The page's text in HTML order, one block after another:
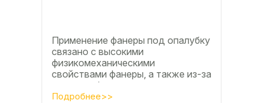
Применение фанеры под опалубку
связано с высокими
физикомеханическими
свойствами фанеры, а также из-за
того, что фанера позволяет
получать достаточно большие
Подробнее>>